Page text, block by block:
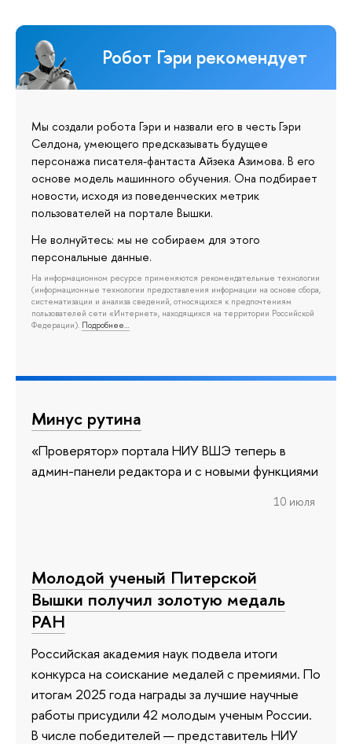
Робот Гэри рекомендует
Мы создали робота Гэри и назвали его в честь Гэри
Селдона, умеющего предсказывать будущее
персонажа писателя-фантаста Айзека Азимова. В его
основе модель машинного обучения. Она подбирает
новости, исходя из поведенческих метрик
пользователей на портале Вышки.
Не волнуйтесь: мы не собираем для этого
персональные данные.
На информационном ресурсе применяются рекомендательные технологии
(информационные технологии предоставления информации на основе сбора,
систематизации и анализа сведений, относящихся к предпочтениям
пользователей сети «Интернет», находящихся на территории Российской
Федерации). Подробнее…
Минус рутина
«Проверятор» портала НИУ ВШЭ теперь в
админ-панели редактора и с новыми функциями
10 июля
Молодой ученый Питерской
Вышки получил золотую медаль
РАН
Российская академия наук подвела итоги
конкурса на соискание медалей с премиями. По
итогам 2025 года награды за лучшие научные
работы присудили 42 молодым ученым России.
В числе победителей — представитель НИУ